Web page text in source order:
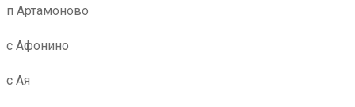
п Артамоново
с Афонино
с Ая